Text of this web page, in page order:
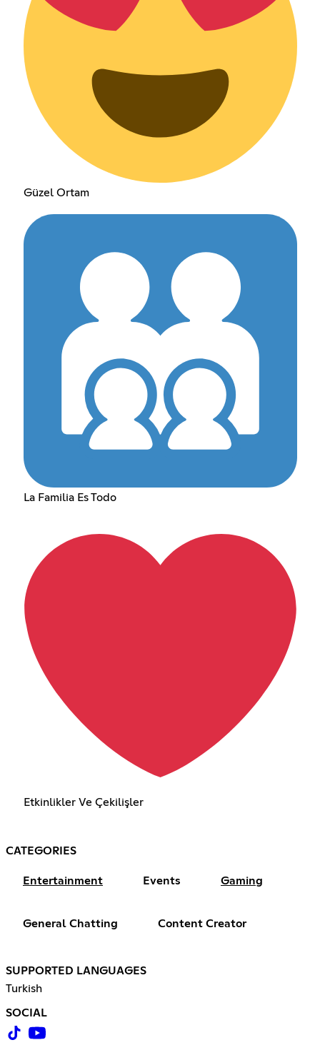
Güzel Ortam
La Familia Es Todo
Etkinlikler Ve Çekilişler
CATEGORIES
Entertainment Events Gaming
General Chatting Content Creator
SUPPORTED LANGUAGES
Turkish
SOCIAL